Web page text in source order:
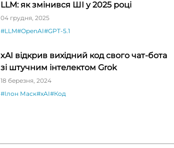
LLM: як змінився ШІ у 2025 році
04 грудня, 2025
#LLM#OpenAI#GPT-5.1
xAI відкрив вихідний код свого чат-бота
зі штучним інтелектом Grok
18 березня, 2024
#Ілон Маск#xAI#Код